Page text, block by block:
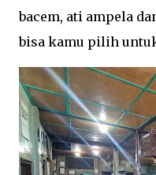
bacem, ati ampela
bisa kamu pilih